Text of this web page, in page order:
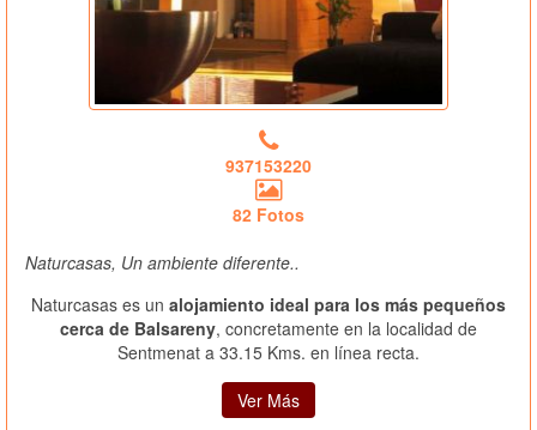
937153220
82 Fotos
Naturcasas, Un ambiente diferente..
Naturcasas es un alojamiento ideal para los más pequeños
cerca de Balsareny, concretamente en la localidad de
Sentmenat a 33.15 Kms. en línea recta.
Ver Más